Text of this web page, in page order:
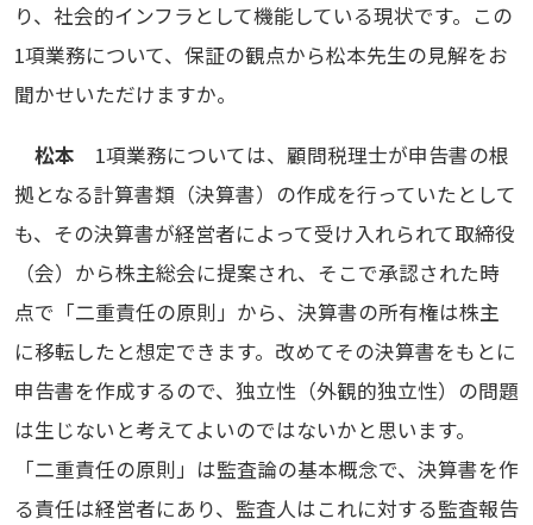
り、社会的インフラとして機能している現状です。この
1項業務について、保証の観点から松本先生の見解をお
聞かせいただけますか。
松本 1項業務については、顧問税理士が申告書の根
拠となる計算書類（決算書）の作成を行っていたとして
も、その決算書が経営者によって受け入れられて取締役
（会）から株主総会に提案され、そこで承認された時
点で「二重責任の原則」から、決算書の所有権は株主
に移転したと想定できます。改めてその決算書をもとに
申告書を作成するので、独立性（外観的独立性）の問題
は生じないと考えてよいのではないかと思います。
「二重責任の原則」は監査論の基本概念で、決算書を作
る責任は経営者にあり、監査人はこれに対する監査報告